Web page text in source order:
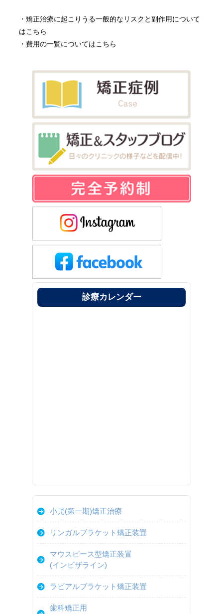
・ 矯正治療に起こりうる一般的なリスクと副作用について
はこちら
・ 費用の一覧についてはこちら
診療カレンダー
小児(第一期)矯正治療
リンガルブラケット矯正装置
マウスピース型矯正装置
(インビザライン)
ラビアルブラケット矯正装置
歯科矯正用